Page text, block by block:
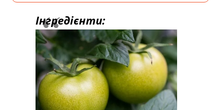
Інгредієнти: